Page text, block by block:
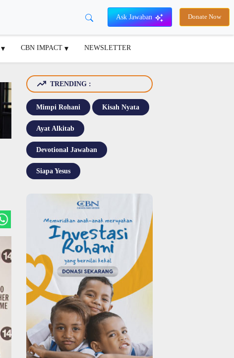
Ask Jawaban Donate Now
CBN IMPACT NEWSLETTER
TRENDING :
Mimpi Rohani Kisah Nyata
Ayat Alkitab
Devotional Jawaban
Siapa Yesus